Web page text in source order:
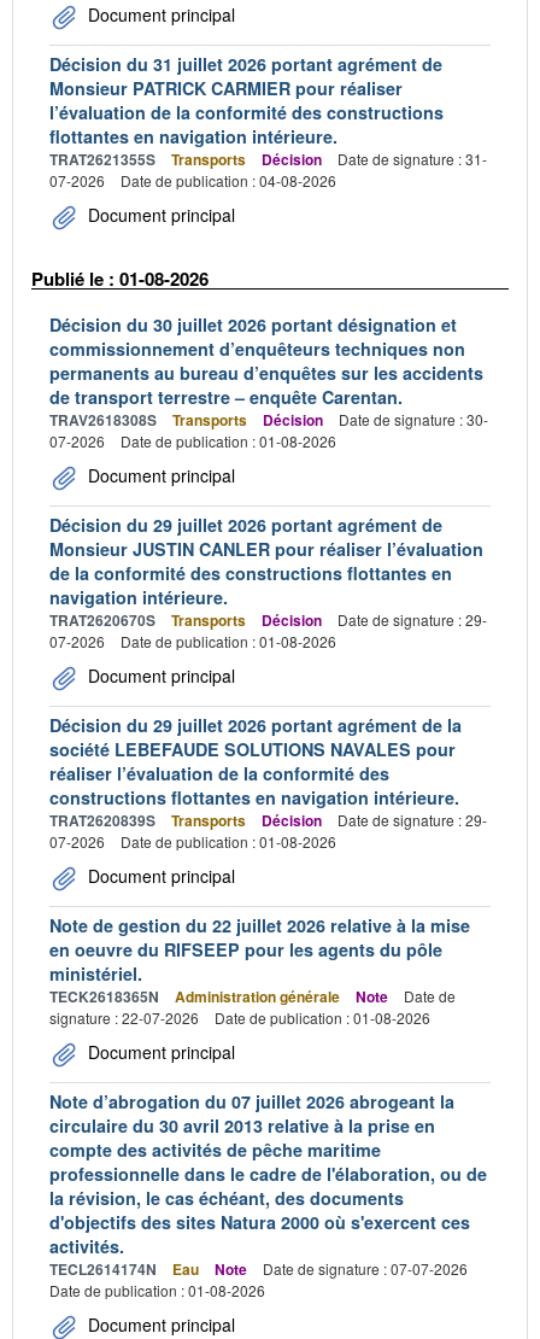
Document principal
Décision du 31 juillet 2026 portant agrément de
Monsieur PATRICK CARMIER pour réaliser
l’évaluation de la conformité des constructions
flottantes en navigation intérieure.
TRAT2621355S Transports Décision
Date de signature : 31-
07-2026
Date de publication : 04-08-2026
Document principal
Publié le : 01-08-2026
Décision du 30 juillet 2026 portant désignation et
commissionnement d’enquêteurs techniques non
permanents au bureau d’enquêtes sur les accidents
de transport terrestre – enquête Carentan.
TRAV2618308S Transports Décision
Date de signature : 30-
07-2026
Date de publication : 01-08-2026
Document principal
Décision du 29 juillet 2026 portant agrément de
Monsieur JUSTIN CANLER pour réaliser l’évaluation
de la conformité des constructions flottantes en
navigation intérieure.
TRAT2620670S Transports Décision
Date de signature : 29-
07-2026
Date de publication : 01-08-2026
Document principal
Décision du 29 juillet 2026 portant agrément de la
société LEBEFAUDE SOLUTIONS NAVALES pour
réaliser l’évaluation de la conformité des
constructions flottantes en navigation intérieure.
TRAT2620839S Transports Décision
Date de signature : 29-
07-2026
Date de publication : 01-08-2026
Document principal
Note de gestion du 22 juillet 2026 relative à la mise
en oeuvre du RIFSEEP pour les agents du pôle
ministériel.
TECK2618365N Administration générale Note
Date de
signature : 22-07-2026
Date de publication : 01-08-2026
Document principal
Note d’abrogation du 07 juillet 2026 abrogeant la
circulaire du 30 avril 2013 relative à la prise en
compte des activités de pêche maritime
professionnelle dans le cadre de l'élaboration, ou de
la révision, le cas échéant, des documents
d'objectifs des sites Natura 2000 où s'exercent ces
activités.
TECL2614174N Eau Note
Date de signature : 07-07-2026
Date de publication : 01-08-2026
Document principal